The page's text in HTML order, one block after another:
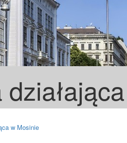
w Mosinie